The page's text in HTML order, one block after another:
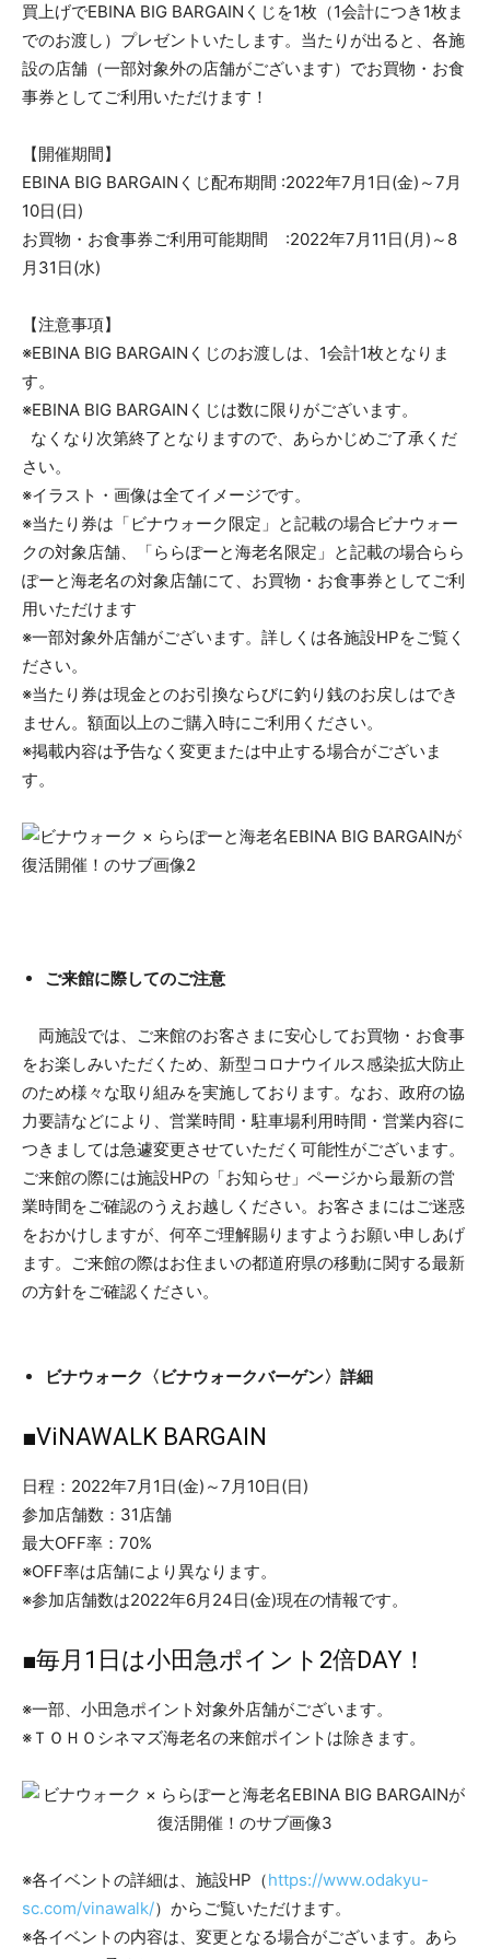
買上げでEBINA BIG BARGAINくじを1枚（1会計につき1枚ま
でのお渡し）プレゼントいたします。当たりが出ると、各施
設の店舗（一部対象外の店舗がございます）でお買物・お食
事券としてご利用いただけます！
【開催期間】
EBINA BIG BARGAINくじ配布期間 :2022年7月1日(金)～7月
10日(日)
お買物・お食事券ご利用可能期間 :2022年7月11日(月)～8
月31日(水)
【注意事項】
※EBINA BIG BARGAINくじのお渡しは、1会計1枚となりま
す。
※EBINA BIG BARGAINくじは数に限りがございます。
なくなり次第終了となりますので、あらかじめご了承くだ
さい。
※イラスト・画像は全てイメージです。
※当たり券は「ビナウォーク限定」と記載の場合ビナウォー
クの対象店舗、「ららぽーと海老名限定」と記載の場合らら
ぽーと海老名の対象店舗にて、お買物・お食事券としてご利
用いただけます
※一部対象外店舗がございます。詳しくは各施設HPをご覧く
ださい。
※当たり券は現金とのお引換ならびに釣り銭のお戻しはでき
ません。額面以上のご購入時にご利用ください。
※掲載内容は予告なく変更または中止する場合がございま
す。
ご来館に際してのご注意
両施設では、ご来館のお客さまに安心してお買物・お食事
をお楽しみいただくため、新型コロナウイルス感染拡大防止
のため様々な取り組みを実施しております。なお、政府の協
力要請などにより、営業時間・駐車場利用時間・営業内容に
つきましては急遽変更させていただく可能性がございます。
ご来館の際には施設HPの「お知らせ」ページから最新の営
業時間をご確認のうえお越しください。お客さまにはご迷惑
をおかけしますが、何卒ご理解賜りますようお願い申しあげ
ます。ご来館の際はお住まいの都道府県の移動に関する最新
の方針をご確認ください。
ビナウォーク〈ビナウォークバーゲン〉詳細
■ViNAWALK BARGAIN
日程：2022年7月1日(金)～7月10日(日)
参加店舗数：31店舗
最大OFF率：70%
※OFF率は店舗により異なります。
※参加店舗数は2022年6月24日(金)現在の情報です。
■毎月1日は小田急ポイント2倍DAY！
※一部、小田急ポイント対象外店舗がございます。
※ＴＯＨＯシネマズ海老名の来館ポイントは除きます。
※各イベントの詳細は、施設HP（https://www.odakyu-
sc.com/vinawalk/）からご覧いただけます。
※各イベントの内容は、変更となる場合がございます。あら